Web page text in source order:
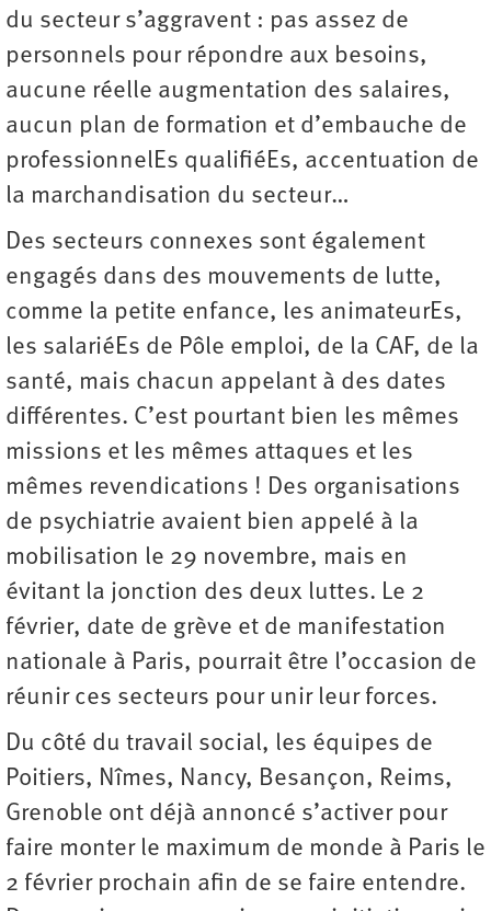
du secteur s’aggravent : pas assez de
personnels pour répondre aux besoins,
aucune réelle augmentation des salaires,
aucun plan de formation et d’embauche de
professionnelEs qualifiéEs, accentuation de
la marchandisation du secteur…
Des secteurs connexes sont également
engagés dans des mouvements de lutte,
comme la petite enfance, les animateurEs,
les salariéEs de Pôle emploi, de la CAF, de la
santé, mais chacun appelant à des dates
différentes. C’est pourtant bien les mêmes
missions et les mêmes attaques et les
mêmes revendications ! Des organisations
de psychiatrie avaient bien appelé à la
mobilisation le 29 novembre, mais en
évitant la jonction des deux luttes. Le 2
février, date de grève et de manifestation
nationale à Paris, pourrait être l’occasion de
réunir ces secteurs pour unir leur forces.
Du côté du travail social, les équipes de
Poitiers, Nîmes, Nancy, Besançon, Reims,
Grenoble ont déjà annoncé s’activer pour
faire monter le maximum de monde à Paris le
2 février prochain afin de se faire entendre.